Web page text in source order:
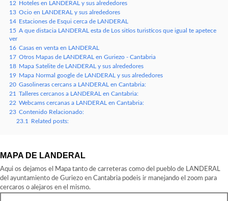
12
Hoteles en LANDERAL y sus alrededores
13 Ocio en LANDERAL y sus alrededores
14
Estaciones de Esqui cerca de LANDERAL
15 A que distacia LANDERAL esta de Los sitios turisticos que igual te apetece
ver
16 Casas en venta en LANDERAL
17 Otros Mapas de LANDERAL en Guriezo - Cantabria
18
Mapa Satelite de LANDERAL y sus alrededores
19
Mapa Normal google de LANDERAL y sus alrededores
20 Gasolineras cercans a LANDERAL en Cantabria:
21
Talleres cercanos a LANDERAL en Cantabria:
22 Webcams cercanas a LANDERAL en Cantabria:
23 Contenido Relacionado:
23.1
Related posts:
MAPA DE LANDERAL
Aqui os dejamos el Mapa tanto de carreteras como del pueblo de LANDERAL
del ayuntamiento de Guriezo en Cantabria podeis ir manejando el zoom para
cercaros o alejaros en el mismo.